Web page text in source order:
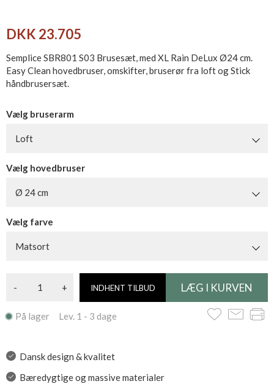
DKK 23.705
Semplice SBR801 S03 Brusesæt, med XL Rain DeLux Ø24 cm.
Easy Clean hovedbruser, omskifter, bruserør fra loft og Stick
håndbrusersæt.
Vælg bruserarm
Loft
Vælg hovedbruser
Ø 24 cm
Vælg farve
Matsort
- + INDHENT TILBUD
På lager Lev. 1 - 3 dage
Dansk design & kvalitet
Bæredygtige og massive materialer